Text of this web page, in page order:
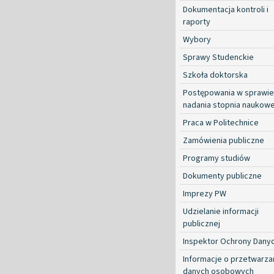
Dokumentacja kontroli i
raporty
Wybory
Sprawy Studenckie
Szkoła doktorska
Postępowania w sprawie
nadania stopnia
Praca w Politechnice
Zamówienia publiczne
Programy studiów
Dokumenty publiczne
Imprezy PW
Udzielanie informacji
publicznej
Inspektor Ochrony
Informacje o
danych osobowych